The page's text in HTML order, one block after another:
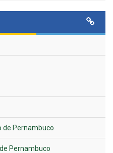
de Pernambuco
Pernambuco